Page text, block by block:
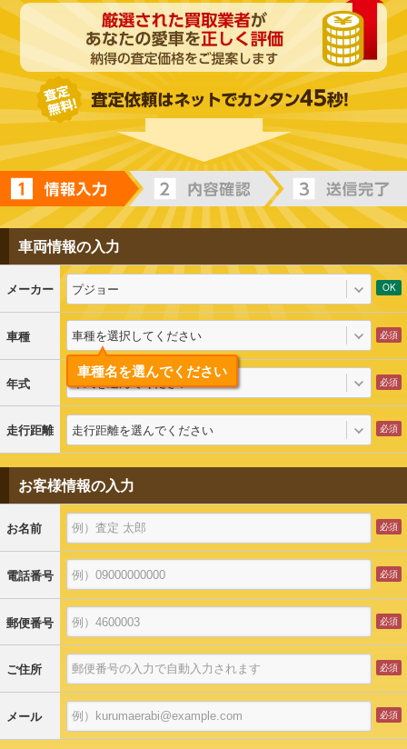
車両情報の入力
メーカー プジョー
車種 車種を選択してください
車種名を選んでください
年式 年式を選んでください
走行距離 走行距離を選んでください
お客様情報の入力
お名前
電話番号
郵便番号
ご住所
メール